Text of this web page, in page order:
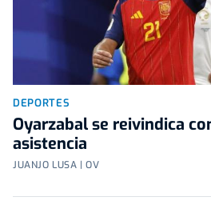
DEPORTES
Oyarzabal se reivindica
asistencia
JUANJO LUSA | OV